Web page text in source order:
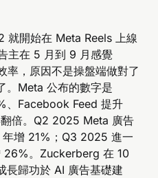
就開始在 Meta Reels 上線
主在 5 月到 9 月感覺
率，原因不是操盤端做對了
。Meta 公布的數字是
、Facebook Feed 提升
倍。Q2 2025 Meta 廣告
增 21%；Q3 2025 進一
26%。Zuckerberg 在 10
長歸功於 AI 廣告基礎建